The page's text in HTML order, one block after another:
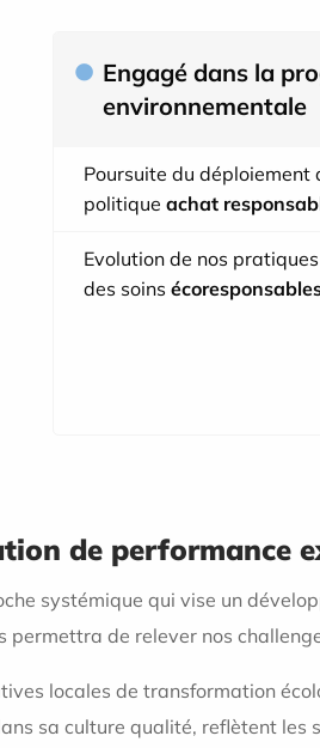
Engagé dans la
environnementale
Poursuite du déploiement
politiqueachat
Evolution de nos
des soins
de performance
systémique qui vise un
permettra de relever nos
locales de transformation
sa culture qualité, reflètent les